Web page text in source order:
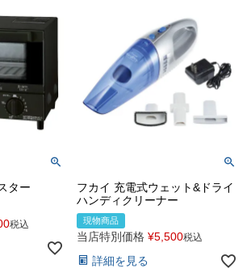
ター
税込
フカイ 充電式ウェット&ドライ
ハンディクリーナー
現物商品
当店特別価格 ¥5,500税込
詳細を見る